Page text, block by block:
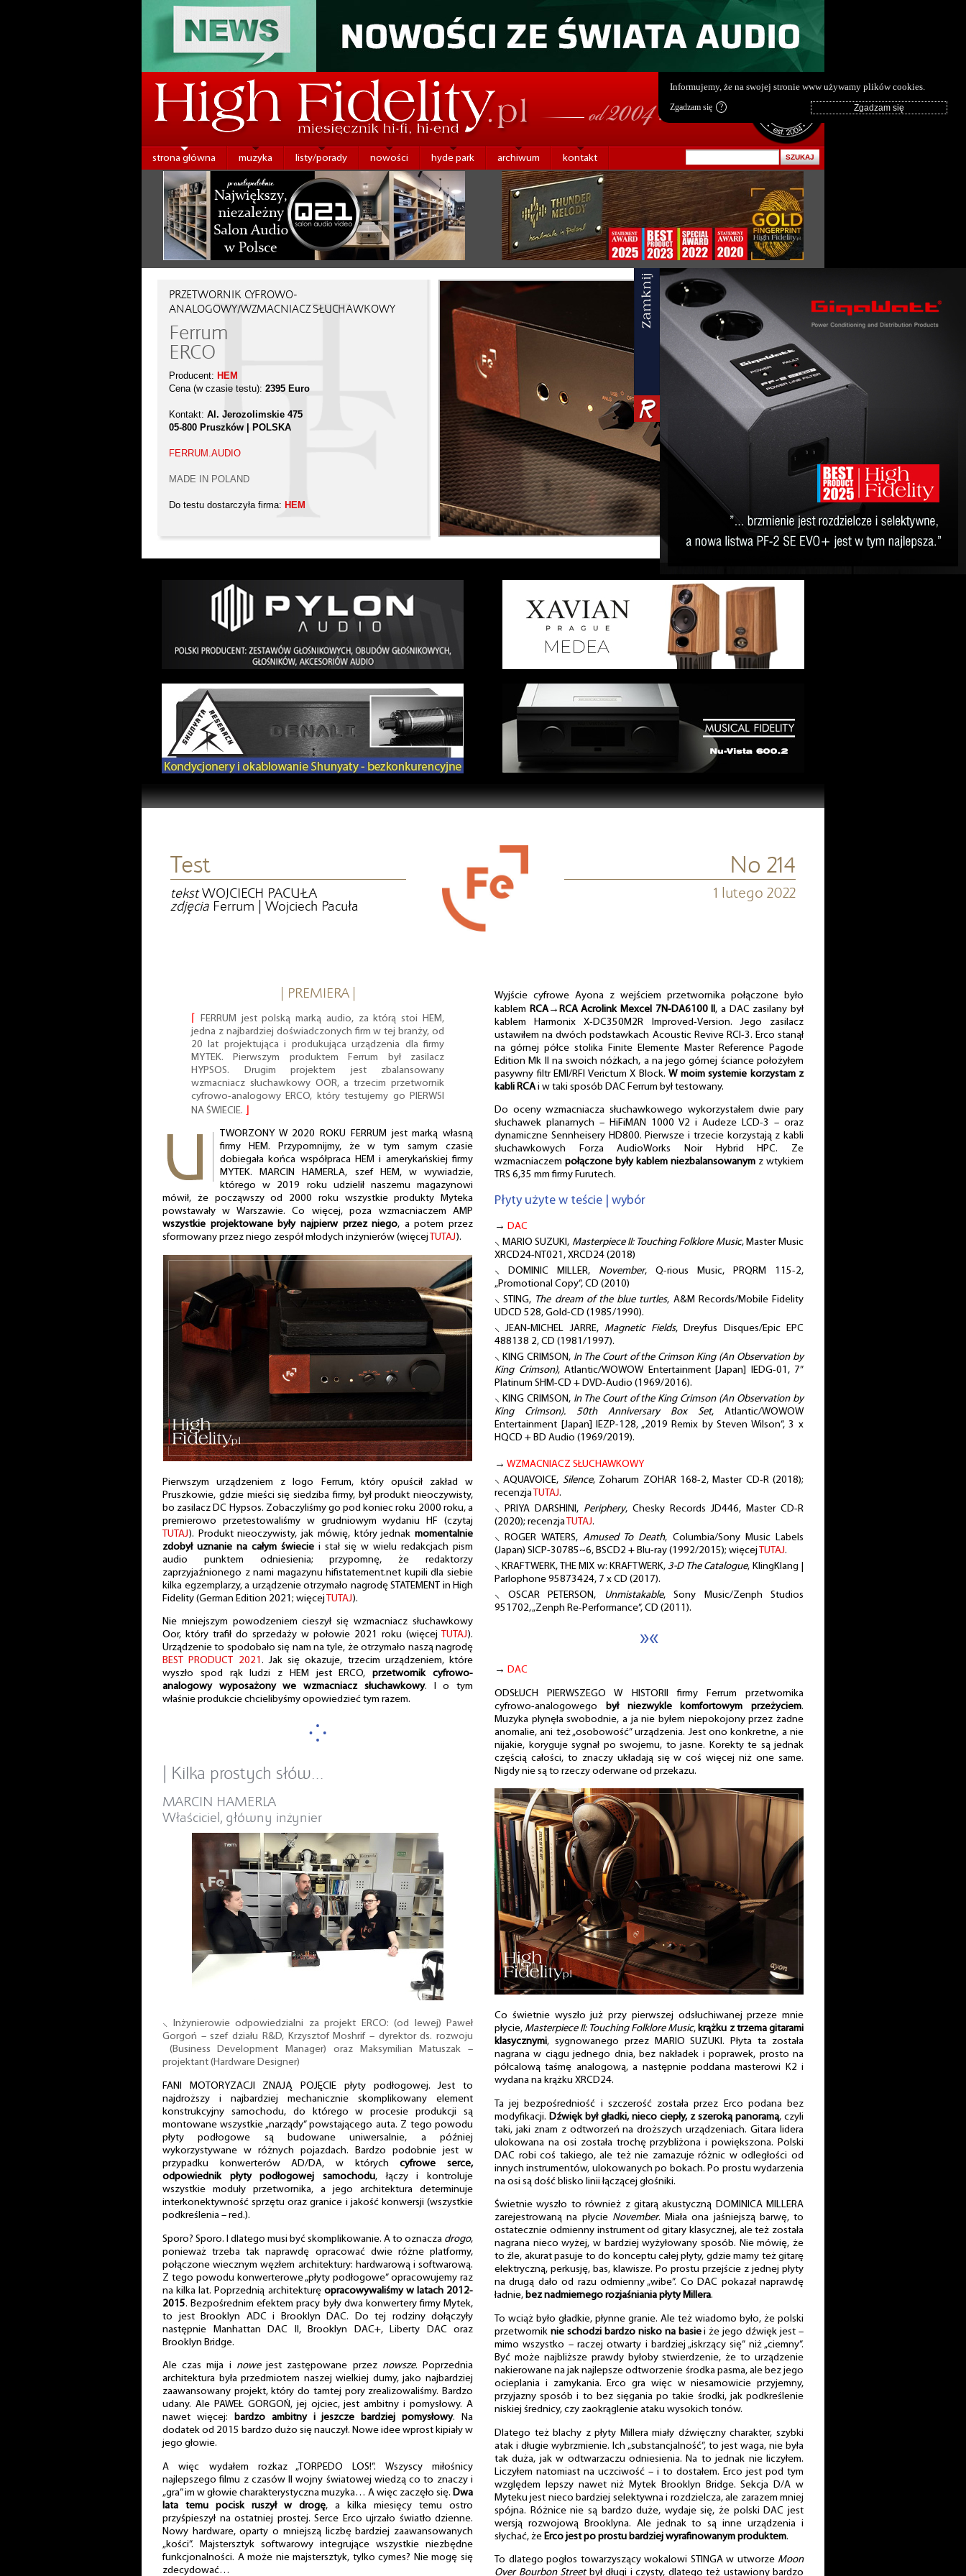
strona główna muzyka listy/porady nowości hyde park archiwum kontakt
PRZETWORNIK CYFROWO-
ANALOGOWY/WZMACNIACZ SŁUCHAWKOWY
Ferrum
ERCO
Producent: HEM
Cena (w czasie testu): 2395 Euro
Kontakt: Al. Jerozolimskie 475
05-800 Pruszków | POLSKA
FERRUM.AUDIO
MADE IN POLAND
Do testu dostarczyła firma: HEM
Test
tekstWOJCIECH PACUŁA
zdjęcia Ferrum | Wojciech Pacuła
No 214
1 lutego 2022
| PREMIERA |
FERRUM jest polską marką audio, za którą stoi HEM,
jedna z najbardziej doświadczonych firm w tej branży, od
20 lat projektująca i produkująca urządzenia dla firmy
MYTEK. Pierwszym produktem Ferrum był zasilacz
HYPSOS. Drugim projektem jest zbalansowany
wzmacniacz słuchawkowy OOR, a trzecim przetwornik
cyfrowo-analogowy ERCO, który testujemy go PIERWSI
NA ŚWIECIE.
TWORZONY W 2020 ROKU FERRUM jest marką własną
firmy HEM. Przypomnijmy, że w tym samym czasie
dobiegała końca współpraca HEM i amerykańskiej firmy
MYTEK. MARCIN HAMERLA, szef HEM, w wywiadzie,
którego w 2019 roku udzielił naszemu magazynowi
mówił, że począwszy od 2000 roku wszystkie produkty Myteka
powstawały w Warszawie. Co więcej, poza wzmacniaczem AMP
wszystkie projektowane były najpierw przez niego, a potem przez
sformowany przez niego zespół młodych inżynierów (więcej TUTAJ).
Pierwszym urządzeniem z logo Ferrum, który opuścił zakład w
Pruszkowie, gdzie mieści się siedziba firmy, był produkt nieoczywisty,
bo zasilacz DC Hypsos. Zobaczyliśmy go pod koniec roku 2000 roku, a
premierowo przetestowaliśmy w grudniowym wydaniu HF (czytaj
TUTAJ). Produkt nieoczywisty, jak mówię, który jednak momentalnie
zdobył uznanie na całym świecie i stał się w wielu redakcjach pism
audio punktem odniesienia; przypomnę, że redaktorzy
zaprzyjaźnionego z nami magazynu hifistatement.net kupili dla siebie
kilka egzemplarzy, a urządzenie otrzymało nagrodę STATEMENT in High
Fidelity (German Edition 2021; więcej TUTAJ).
Nie mniejszym powodzeniem cieszył się wzmacniacz słuchawkowy
Oor, który trafił do sprzedaży w połowie 2021 roku (więcej TUTAJ).
Urządzenie to spodobało się nam na tyle, że otrzymało naszą nagrodę
BEST PRODUCT 2021 . Jak się okazuje, trzecim urządzeniem, które
wyszło spod rąk ludzi z HEM jest ERCO,przetwornik cyfrowo-
analogowy wyposażony we wzmacniacz słuchawkowy. I o tym
właśnie produkcie chcielibyśmy opowiedzieć tym razem.
⁘
| Kilka prostych słów…
MARCIN HAMERLA
Właściciel, główny inżynier
⸜ Inżynierowie odpowiedzialni za projekt ERCO: (od lewej) Paweł
Gorgoń – szef działu R&D, Krzysztof Moshrif – dyrektor ds. rozwoju
(Business Development Manager) oraz Maksymilian Matuszak –
projektant (Hardware Designer)
FANI MOTORYZACJI ZNAJĄ POJĘCIE płyty podłogowej. Jest to
najdroższy i najbardziej mechanicznie skomplikowany element
konstrukcyjny samochodu, do którego w procesie produkcji są
montowane wszystkie „narządy” powstającego auta. Z tego powodu
płyty podłogowe są budowane uniwersalnie, a później
wykorzystywane w różnych pojazdach. Bardzo podobnie jest w
przypadku konwerterów AD/DA, w którychcyfrowe serce,
odpowiednik płyty podłogowej samochodu, łączy i kontroluje
wszystkie moduły przetwornika, a jego architektura determinuje
interkonektywność sprzętu oraz granice i jakość konwersji (wszystkie
podkreślenia – red.).
Sporo? Sporo. I dlatego musi być skomplikowanie. A to oznacza drogo,
ponieważ trzeba tak naprawdę opracować dwie różne platformy,
połączone wiecznym węzłem architektury: hardwarową i softwarową.
Z tego powodu konwerterowe „płyty podłogowe” opracowujemy raz
na kilka lat. Poprzednią architekturę opracowywaliśmy w latach 2012-
2015. Bezpośrednim efektem pracy były dwa konwertery firmy Mytek,
to jest Brooklyn ADC i Brooklyn DAC. Do tej rodziny dołączyły
następnie Manhattan DAC II, Brooklyn DAC+, Liberty DAC oraz
Brooklyn Bridge.
Ale czas mija i nowejest zastępowane przez nowsze. Poprzednia
architektura była przedmiotem naszej wielkiej dumy, jako najbardziej
zaawansowany projekt, który do tamtej pory zrealizowaliśmy. Bardzo
udany. Ale PAWEŁ GORGOŃ, jej ojciec, jest ambitny i pomysłowy. A
nawet więcej: bardzo ambitny i jeszcze bardziej pomysłowy. Na
dodatek od 2015 bardzo dużo się nauczył. Nowe idee wprost kipiały w
jego głowie.
A więc wydałem rozkaz „TORPEDO LOS!”. Wszyscy miłośnicy
najlepszego filmu z czasów II wojny światowej wiedzą co to znaczy i
„gra” im w głowie charakterystyczna muzyka… A więc zaczęło się. Dwa
lata temu pocisk ruszył w drogę, a kilka miesięcy temu ostro
przyśpieszył na ostatniej prostej. Serce Erco ujrzało światło dzienne.
Nowy hardware, oparty o mniejszą liczbę bardziej zaawansowanych
„kości”. Majstersztyk softwarowy integrujące wszystkie niezbędne
funkcjonalności. A może nie majstersztyk, tylko cymes? Nie mogę się
zdecydować…
Wyjście cyfrowe Ayona z wejściem przetwornika połączone było
kablem RCA→RCA Acrolink Mexcel 7N-DA6100 II, a DAC zasilany był
kablem Harmonix X-DC350M2R Improved-Version. Jego zasilacz
ustawiłem na dwóch podstawkach Acoustic Revive RCI-3. Erco stanął
na górnej półce stolika Finite Elemente Master Reference Pagode
Edition Mk II na swoich nóżkach, a na jego górnej ściance położyłem
pasywny filtr EMI/RFI Verictum X Block. W moim systemie korzystam z
kabli RCAi w taki sposób DAC Ferrum był testowany.
Do oceny wzmacniacza słuchawkowego wykorzystałem dwie pary
słuchawek planarnych – HiFiMAN 1000 V2 i Audeze LCD-3 – oraz
dynamiczne Sennheisery HD800. Pierwsze i trzecie korzystają z kabli
słuchawkowych Forza AudioWorks Noir Hybrid HPC. Ze
wzmacniaczem połączone były kablem niezbalansowanym z wtykiem
TRS 6,35 mm firmy Furutech.
Płyty użyte w teście | wybór
→ DAC
⸜ MARIO SUZUKI, Masterpiece II: Touching Folklore Music, Master Music
XRCD24-NT021, XRCD24 (2018)
⸜ DOMINIC MILLER, November, Q-rious Music, PRQRM 115-2,
„Promotional Copy”, CD (2010)
⸜ STING, The dream of the blue turtles, A&M Records/Mobile Fidelity
UDCD 528, Gold-CD (1985/1990).
⸜ JEAN-MICHEL JARRE, Magnetic Fields, Dreyfus Disques/Epic EPC
488138 2, CD (1981/1997).
⸜ KING CRIMSON, In The Court of the Crimson King (An Observation by
King Crimson), Atlantic/WOWOW Entertainment [Japan] IEDG-01, 7”
Platinum SHM-CD + DVD-Audio (1969/2016).
⸜ KING CRIMSON, In The Court of the King Crimson (An Observation by
King Crimson). 50th Anniversary Box Set, Atlantic/WOWOW
Entertainment [Japan] IEZP-128, „2019 Remix by Steven Wilson”, 3 x
HQCD + BD Audio (1969/2019).
→ WZMACNIACZ SŁUCHAWKOWY
⸜ AQUAVOICE, Silence, Zoharum ZOHAR 168-2, Master CD-R (2018);
recenzjaTUTAJ.
⸜ PRIYA DARSHINI, Periphery, Chesky Records JD446, Master CD-R
(2020); recenzjaTUTAJ.
⸜ ROGER WATERS, Amused To Death, Columbia/Sony Music Labels
(Japan) SICP-30785~6, BSCD2 + Blu-ray (1992/2015); więcej TUTAJ.
⸜ KRAFTWERK, THE MIX w: KRAFTWERK, 3-D The Catalogue, KlingKlang |
Parlophone 95873424, 7 x CD (2017).
⸜ OSCAR PETERSON, Unmistakable, Sony Music/Zenph Studios
951702, „Zenph Re-Performance”, CD (2011).
»«
→ DAC
ODSŁUCH PIERWSZEGO W HISTORII firmy Ferrum przetwornika
cyfrowo-analogowego
był niezwykle komfortowym przeżyciem.
Muzyka płynęła swobodnie, a ja nie byłem niepokojony przez żadne
anomalie, ani też „osobowość” urządzenia. Jest ono konkretne, a nie
nijakie, koryguje sygnał po swojemu, to jasne. Korekty te są jednak
częścią całości, to znaczy układają się w coś więcej niż one same.
Nigdy nie są to rzeczy oderwane od przekazu.
Co świetnie wyszło już przy pierwszej odsłuchiwanej przeze mnie
płycie, Masterpiece II: Touching Folklore Music, krążku z trzema gitarami
klasycznymi, sygnowanego przez MARIO SUZUKI. Płyta ta została
nagrana w ciągu jednego dnia, bez nakładek i poprawek, prosto na
półcalową taśmę analogową, a następnie poddana masterowi K2 i
wydana na krążku XRCD24.
Ta jej bezpośredniość i szczerość została przez Erco podana bez
modyfikacji. Dźwięk był gładki, nieco ciepły, z szeroką panoramą, czyli
taki, jaki znam z odtworzeń na droższych urządzeniach. Gitara lidera
ulokowana na osi została trochę przybliżona i powiększona. Polski
DAC robi coś takiego, ale też nie zamazuje różnic w odległości od
innych instrumentów, ulokowanych po bokach. Po prostu wydarzenia
na osi są dość blisko linii łączącej głośniki.
Świetnie wyszło to również z gitarą akustyczną DOMINICA MILLERA
zarejestrowaną na płycie November. Miała ona jaśniejszą barwę, to
ostatecznie odmienny instrument od gitary klasycznej, ale też została
nagrana nieco wyżej, w bardziej wyżyłowany sposób. Nie mówię, że
to źle, akurat pasuje to do konceptu całej płyty, gdzie mamy też gitarę
elektryczną, perkusję, bas, klawisze. Po prostu przejście z jednej płyty
na drugą dało od razu odmienny „wibe”. Co DAC pokazał naprawdę
ładnie, bez nadmiernego rozjaśniania płyty Millera.
To wciąż było gładkie, płynne granie. Ale też wiadomo było, że polski
przetwornik nie schodzi bardzo nisko na basiei że jego dźwięk jest –
mimo wszystko – raczej otwarty i bardziej „iskrzący się” niż „ciemny”.
Być może najbliższe prawdy byłoby stwierdzenie, że to urządzenie
nakierowane na jak najlepsze odtworzenie środka pasma, ale bez jego
ocieplania i zamykania. Erco gra więc w niesamowicie przyjemny,
przyjazny sposób i to bez sięgania po takie środki, jak podkreślenie
niskiej średnicy, czy zaokrąglenie ataku wysokich tonów.
Dlatego też blachy z płyty Millera miały dźwięczny charakter, szybki
atak i długie wybrzmienie. Ich „substancjalność”, to jest waga, nie była
tak duża, jak w odtwarzaczu odniesienia. Na to jednak nie liczyłem.
Liczyłem natomiast na uczciwość – i to dostałem. Erco jest pod tym
względem lepszy nawet niż Mytek Brooklyn Bridge. Sekcja D/A w
Myteku jest nieco bardziej selektywna i rozdzielcza, ale zarazem mniej
spójna. Różnice nie są bardzo duże, wydaje się, że polski DAC jest
wersją rozwojową Brooklyna. Ale jednak to są inne urządzenia i
słychać, że Erco jest po prostu bardziej wyrafinowanym produktem.
To dlatego pogłos towarzyszący wokalowi STINGA w utworze Moon
Over Bourbon Streetbył długi i czysty, dlatego też ustawiony bardzo
Informujemy, że na swojej stronie www używamy plików cookies.
Zgadzam się ?